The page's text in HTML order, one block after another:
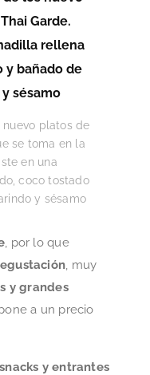
nuevo platos de
se toma en la
en una
coco tostado
y sésamo
, por lo que
, muy
y grandes
a un precio
snacks y entrantes